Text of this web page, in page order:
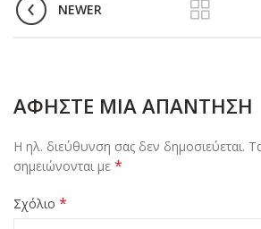
NEWER
ΑΦΉΣΤΕ ΜΙΑ ΑΠΆΝΤΗΣΗ
Η ηλ. διεύθυνση σας δεν δημοσιεύεται.
σημειώνονται με *
Σχόλιο *